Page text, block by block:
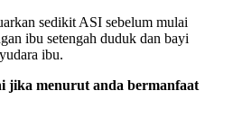
sedikit ASI sebelum mulai
ibu setengah duduk dan bayi
ibu.
jika menurut anda bermanfaat